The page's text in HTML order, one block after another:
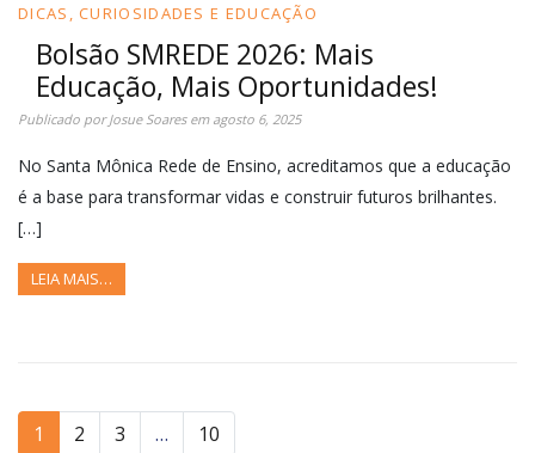
DICAS, CURIOSIDADES E EDUCAÇÃO
Bolsão SMREDE 2026: Mais
Educação, Mais Oportunidades!
Publicado porJosue Soaresem agosto 6, 2025
No Santa Mônica Rede de Ensino, acreditamos que a educação
é a base para transformar vidas e construir futuros brilhantes.
[…]
LEIA MAIS…
1 2 3 … 10